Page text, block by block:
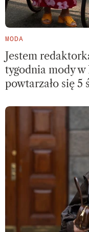
MODA
Jestem
tygodnia mody
powtarzało się